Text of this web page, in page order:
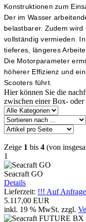
Konstruktionen zum
Der im Wasser
belastbarer. Zudem
vollständig vermieden.
tieferes, längeres
Die Motorparameter
höherer Effizienz und
Scooters führt.
Hier können Sie die
zwischen einer Box-
Zeige 1 bis 4 (von
1
Seacraft GO
Details
Lieferzeit: !!! Auf
5.117,00 EUR
inkl. 19 % MwSt. zzgl.